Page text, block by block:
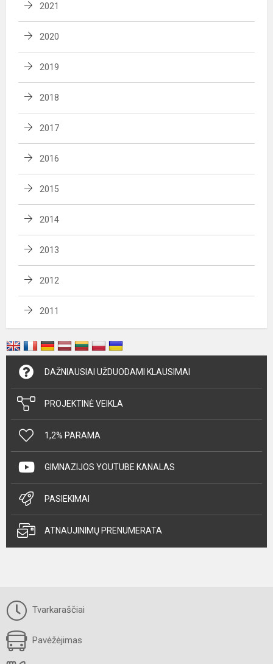
2021
2020
2019
2018
2017
2016
2015
2014
2013
2012
2011
DAŽNIAUSIAI UŽDUODAMI KLAUSIMAI
PROJEKTINĖ VEIKLA
1,2% PARAMA
GIMNAZIJOS YOUTUBE KANALAS
PASIEKIMAI
ATNAUJINIMŲ PRENUMERATA
Tvarkaraščiai
Pavėžėjimas